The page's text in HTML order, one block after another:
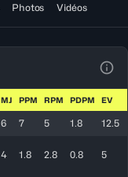
Photos Vidéos
MJ PPM RPM PDPM EV
6 7 5 1.8 12.5
4 1.8 2.8 0.8 5